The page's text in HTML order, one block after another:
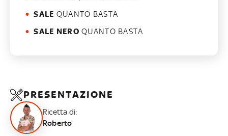
SALE QUANTO BASTA
SALE NERO QUANTO BASTA
PRESENTAZIONE
Ricetta di:
Roberto